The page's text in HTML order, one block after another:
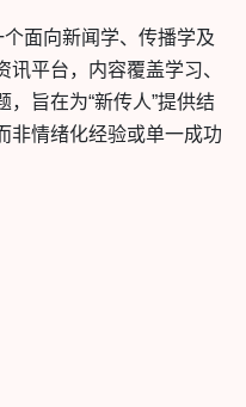
面向新闻学、传播学及
平台，内容覆盖学习、
旨在为“新传人”提供结
非情绪化经验或单一成功